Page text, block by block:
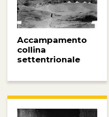
Accampamento
collina
settentrionale